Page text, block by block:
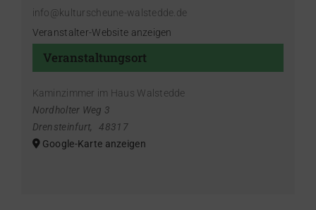
Veranstaltungsort
Kaminzimmer im Haus Walstedde
Nordholter Weg 3
Drensteinfurt,
48317
Google-Karte anzeigen
info@kulturscheune-walstedde.de
Veranstalter-Website anzeigen